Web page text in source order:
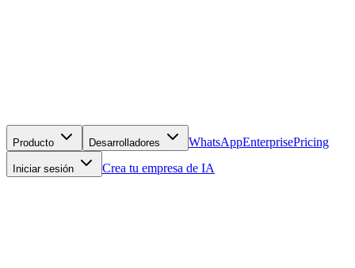
Producto Desarrolladores WhatsAppEnterprisePricing
Iniciar sesión Crea tu empresa de IA